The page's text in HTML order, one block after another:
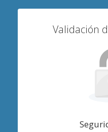
Validación